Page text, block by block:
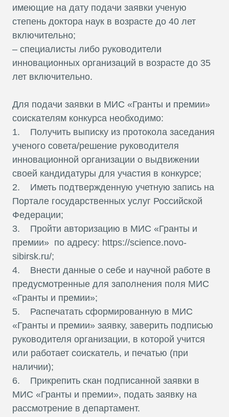
имеющие на дату подачи заявки ученую
степень доктора наук в возрасте до 40 лет
включительно;
– специалисты либо руководители
инновационных организаций в возрасте до 35
лет включительно.
Для подачи заявки в МИС «Гранты и премии»
соискателям конкурса необходимо:
1. Получить выписку из протокола заседания
ученого совета/решение руководителя
инновационной организации о выдвижении
своей кандидатуры для участия в конкурсе;
2. Иметь подтвержденную учетную запись на
Портале государственных услуг Российской
Федерации;
3. Пройти авторизацию в МИС «Гранты и
премии» по адресу: https://science.novo-
sibirsk.ru/;
4. Внести данные о себе и научной работе в
предусмотренные для заполнения поля МИС
«Гранты и премии»;
5. Распечатать сформированную в МИС
«Гранты и премии» заявку, заверить подписью
руководителя организации, в которой учится
или работает соискатель, и печатью (при
наличии);
6. Прикрепить скан подписанной заявки в
МИС «Гранты и премии», подать заявку на
рассмотрение в департамент.